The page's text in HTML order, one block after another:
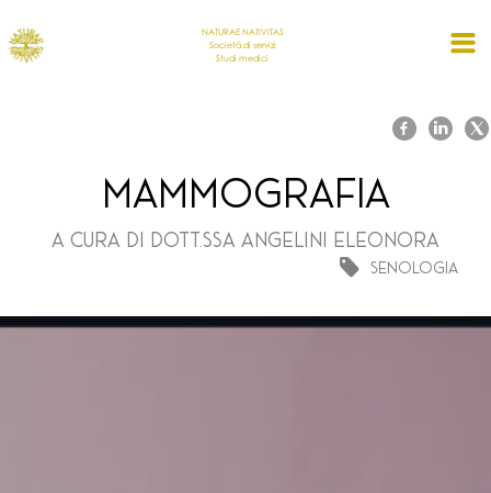
NATURAE NATIVITAS
Società di servizi
Studi medici
Mammografia
A cura di Dott.ssa Angelini Eleonora
Senologia